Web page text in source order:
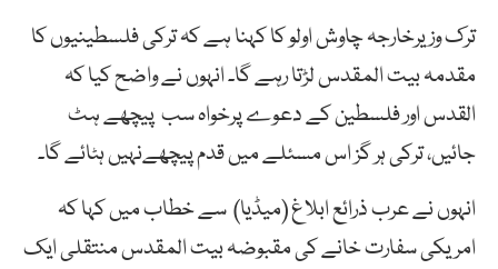
ترک وزیرخارجہ چاوش اولو کا کہنا ہے کہ ترکی فلسطینیوں کا
مقدمہ بیت المقدس لڑتا رہے گا۔ انہوں نے واضح کیا کہ
القدس اور فلسطین کے دعوے پرخواہ سب پیچھے ہٹ
جائیں، ترکی ہر گز اس مسئلے میں قدم پیچھےنہیں ہٹائے گا۔
انہوں نے عرب ذرائع ابلاغ (میڈیا) سے خطاب میں کہا کہ
امریکی سفارت خانے کی مقبوضہ بیت المقدس منتقلی ایک